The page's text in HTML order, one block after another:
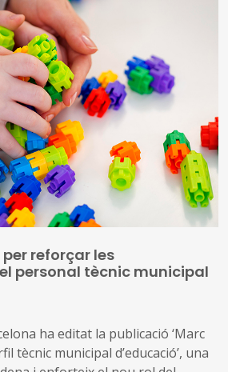
reforçar les
personal tècnic municipal
ha editat la publicació ‘Marc
tècnic municipal d’educació’, una